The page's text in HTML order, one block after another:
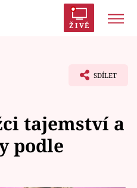
ŽIVĚ
SDÍLET
tajemství a
podle